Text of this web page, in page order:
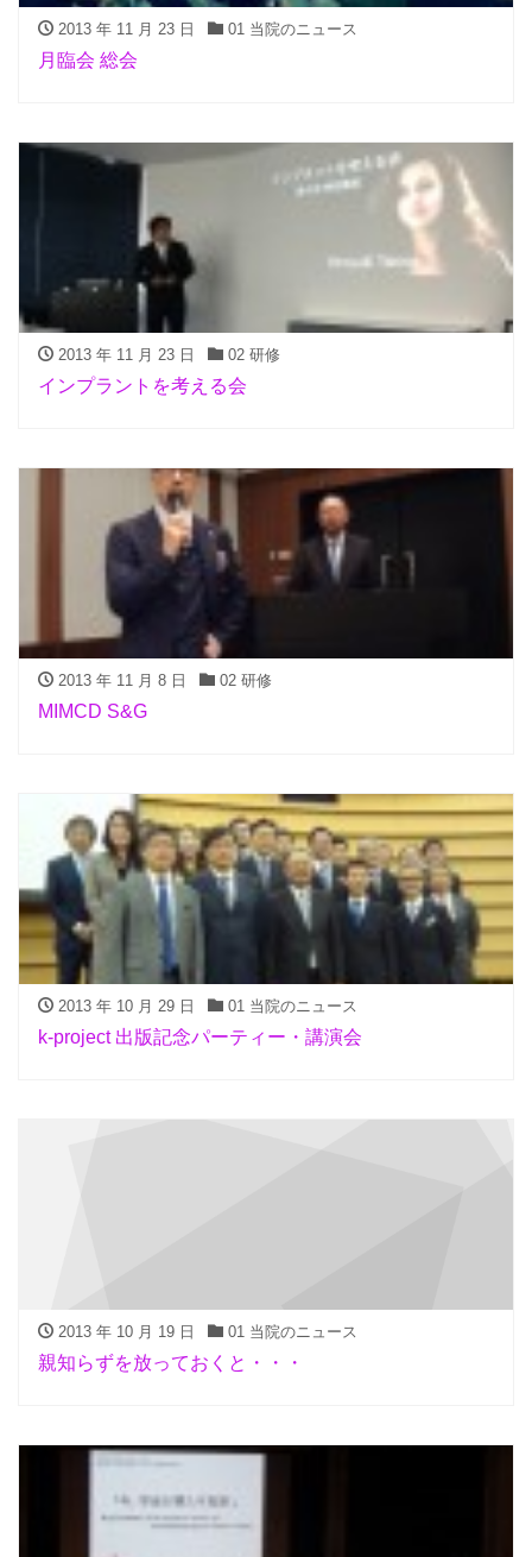
2013 年 11 月 23 日 01 当院のニュース
月臨会 総会
2013 年 11 月 23 日 02 研修
インプラントを考える会
2013 年 11 月 8 日 02 研修
MIMCD S&G
2013 年 10 月 29 日 01 当院のニュース
k-project 出版記念パーティー・講演会
2013 年 10 月 19 日 01 当院のニュース
親知らずを放っておくと・・・